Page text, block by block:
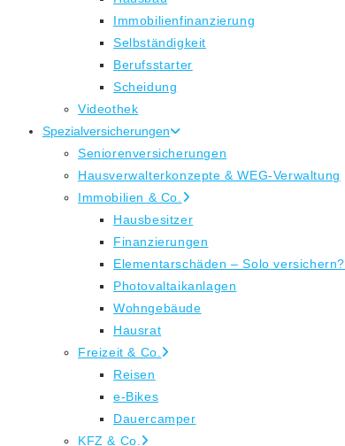
Immobilienfinanzierung
Selbständigkeit
Berufsstarter
Scheidung
Videothek
Spezialversicherungen
Seniorenversicherungen
Hausverwalterkonzepte & WEG-Verwaltung
Immobilien & Co.
Hausbesitzer
Finanzierungen
Elementarschäden – Solo versichern?
Photovaltaikanlagen
Wohngebäude
Hausrat
Freizeit & Co.
Reisen
e-Bikes
Dauercamper
KFZ & Co.